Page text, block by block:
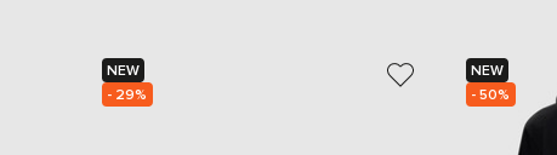
NEW
- 29%
NEW
- 50%